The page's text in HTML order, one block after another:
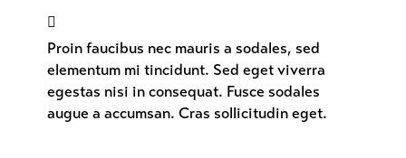
Proin faucibus nec mauris a sodales, sed
elementum mi tincidunt. Sed eget viverra
egestas nisi in consequat. Fusce sodales
augue a accumsan. Cras sollicitudin eget.